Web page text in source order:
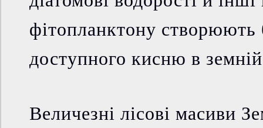
фітопланктону створюють
доступного кисню в
Величезні лісові масиви